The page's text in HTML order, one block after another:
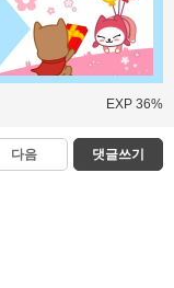
EXP 36%
다음 댓글쓰기